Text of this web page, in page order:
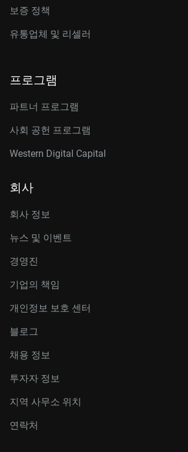
보증 정책
유통업체 및 리셀러
프로그램
파트너 프로그램
사회 공헌 프로그램
Western Digital Capital
회사
회사 정보
뉴스 및 이벤트
경영진
기업의 책임
개인정보 보호 센터
블로그
채용 정보
투자자 정보
지역 사무소 위치
연락처